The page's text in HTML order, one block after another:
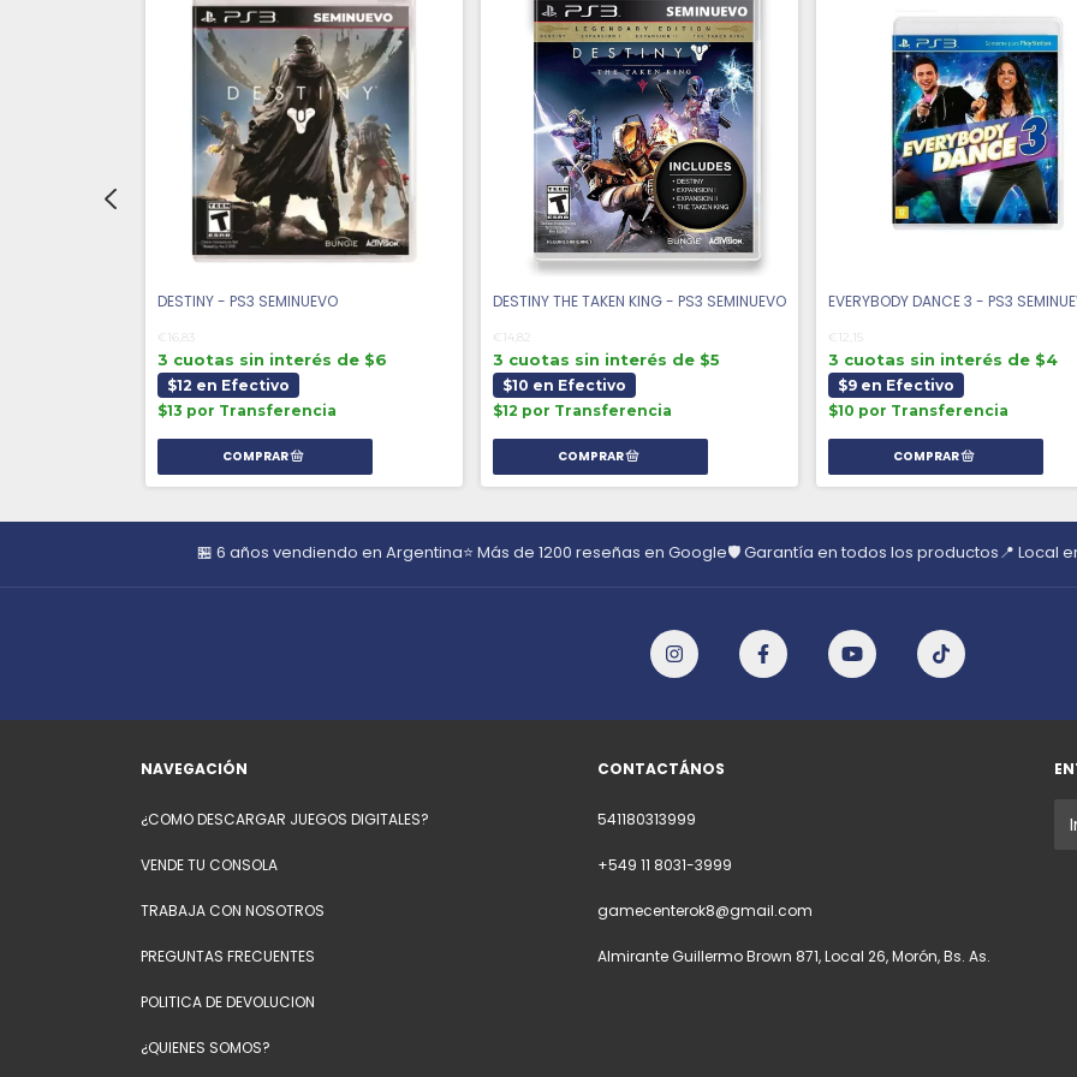
DESTINY - PS3 SEMINUEVO
€16,83
3 cuotas sin interés de $6
$12 en Efectivo
$13 por Transferencia
DESTINY THE TAKEN KING - PS3 SEMINUEVO
€14,82
3 cuotas sin interés de $5
$10 en Efectivo
$12 por Transferencia
EVERYBODY DANCE 3 - PS3
€12,15
3 cuotas sin interés de $4
$9 en Efectivo
$10 por Transferencia
🏪 6 años vendiendo en Argentina⭐ Más de 1200 reseñas en Google🛡️ Garantía en todos los productos📍 Local
NAVEGACIÓN
¿COMO DESCARGAR JUEGOS DIGITALES?
VENDE TU CONSOLA
TRABAJA CON NOSOTROS
PREGUNTAS FRECUENTES
POLITICA DE DEVOLUCION
¿QUIENES SOMOS?
CONTACTÁNOS
541180313999
+549 11 8031-3999
gamecenterok8@gmail.com
Almirante Guillermo Brown 871, Local 26, Morón, Bs. As.